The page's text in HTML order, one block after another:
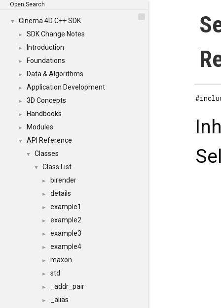
Open Search
▼ Cinema 4D C++ SDK
► SDK Change Notes
► Introduction
► Foundations
► Data & Algorithms
► Application Development
► 3D Concepts
► Handbooks
► Modules
▼ API Reference
▼ Classes
▼ Class List
► birender
► details
► example1
► example2
► example3
► example4
► maxon
► std
► _addr_pair
► _alias